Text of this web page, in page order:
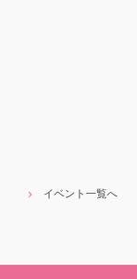
イベント一覧へ